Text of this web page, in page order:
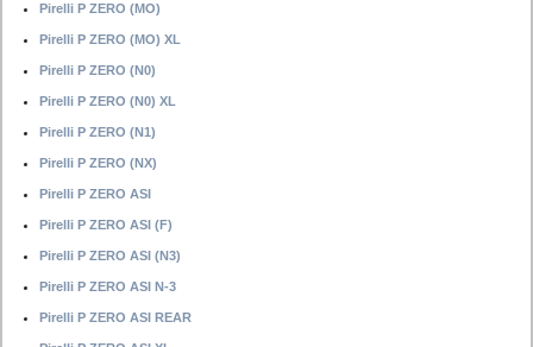
Pirelli P ZERO (MO)
Pirelli P ZERO (MO) XL
Pirelli P ZERO (N0)
Pirelli P ZERO (N0) XL
Pirelli P ZERO (N1)
Pirelli P ZERO (NX)
Pirelli P ZERO ASI
Pirelli P ZERO ASI (F)
Pirelli P ZERO ASI (N3)
Pirelli P ZERO ASI N-3
Pirelli P ZERO ASI REAR